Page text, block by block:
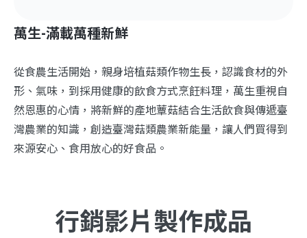
萬生-滿載萬種新鮮
從食農生活開始，親身培植菇類作物生長，認識食材的外
形、氣味，到採用健康的飲食方式烹飪料理，萬生重視自
然恩惠的心情，將新鮮的產地蕈菇結合生活飲食與傳遞臺
灣農業的知識，創造臺灣菇類農業新能量，讓人們買得到
來源安心、食用放心的好食品。
行銷影片製作成品